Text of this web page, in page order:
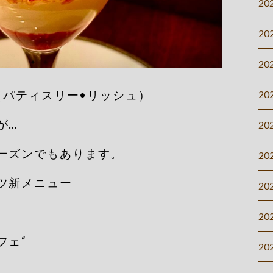
ティスリー•リッシュ）
…
ズンでもあります。
新メニュー
ェ“